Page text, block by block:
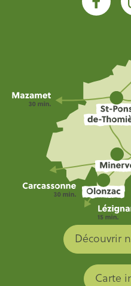
Découvrir
Carte